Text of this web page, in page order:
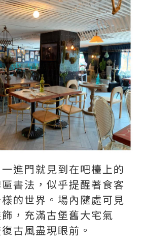
進門就見到在吧檯上的
匾書法，似乎提醒著食客
的世界。場內隨處可見
，充滿古堡舊大宅氣
古風盡現眼前。